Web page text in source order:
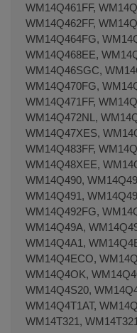
WM14Q461FF,
WM14Q462FF,
WM14Q464FG,
WM14Q468EE,
WM14Q46SGC,
WM14Q470FG,
WM14Q471FF,
WM14Q472NL,
WM14Q47XES,
WM14Q483FF,
WM14Q48XEE,
WM14Q490,
WM14Q491,
WM14Q492FG,
WM14Q49A,
WM14Q4A1,
WM14Q4ECO,
WM14Q4OK,
WM14Q4S20,
WM14Q4T1AT,
WM14T321,